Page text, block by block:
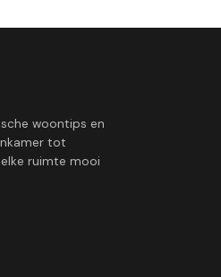
woontips en
tot
ruimte mooi